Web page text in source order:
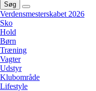
Søg
Verdensmesterskabet 2026
Sko
Hold
Børn
Træning
Vagter
Udstyr
Klubområde
Lifestyle